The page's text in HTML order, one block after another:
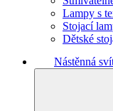
Lampy s
Stojací
Dětské
Nástěnná